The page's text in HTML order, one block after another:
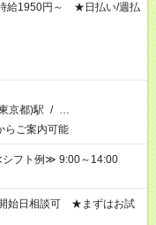
給1950円～ ★日払い/週払
京都)駅 / …
ご案内可能
開始日相談可 ★まずはお試